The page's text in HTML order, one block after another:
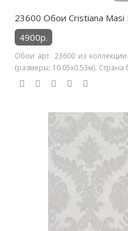
23600 Обои Cristiana Masi
4900р.
Обои арт. 23600 из
(размеры: 10.05х0.53м). Страна